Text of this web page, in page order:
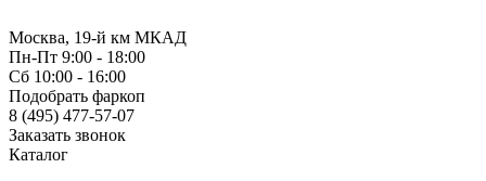
Москва, 19-й км МКАД
Пн-Пт 9:00 - 18:00
Сб 10:00 - 16:00
Подобрать фаркоп
8 (495) 477-57-07
Заказать звонок
Каталог